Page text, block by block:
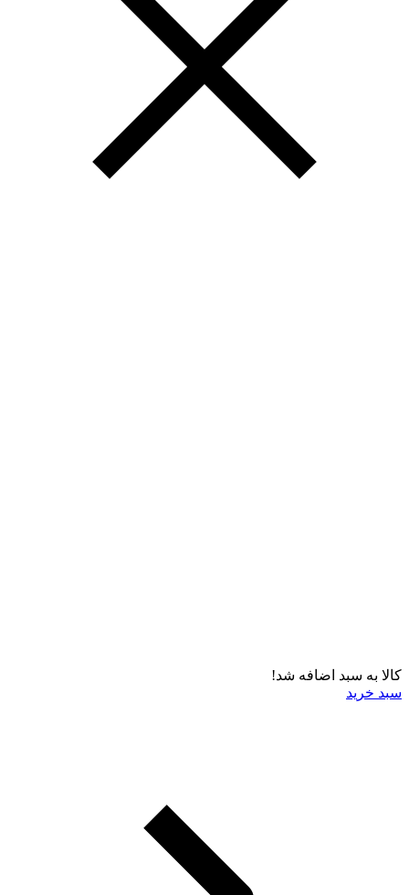
کالا به سبد اضافه شد!
سبد خرید